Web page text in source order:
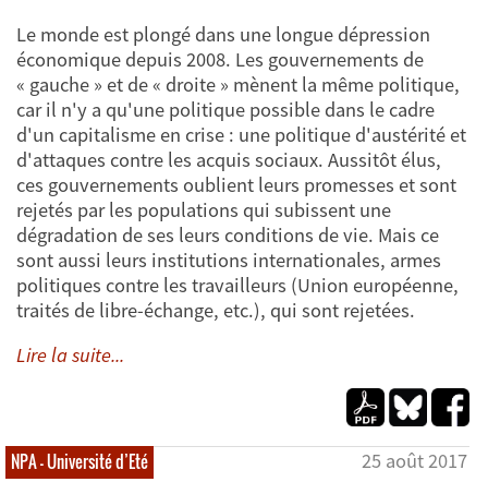
Le monde est plongé dans une longue dépression
économique depuis 2008. Les gouvernements de
« gauche » et de « droite » mènent la même politique,
car il n'y a qu'une politique possible dans le cadre
d'un capitalisme en crise : une politique d'austérité et
d'attaques contre les acquis sociaux. Aussitôt élus,
ces gouvernements oublient leurs promesses et sont
rejetés par les populations qui subissent une
dégradation de ses leurs conditions de vie. Mais ce
sont aussi leurs institutions internationales, armes
politiques contre les travailleurs (Union européenne,
traités de libre-échange, etc.), qui sont rejetées.
Lire la suite...
NPA - Université d’Eté 25 août 2017